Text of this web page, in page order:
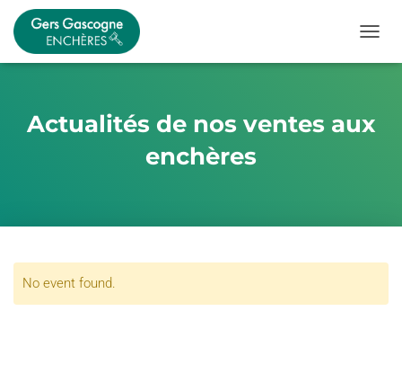
Actualités de nos ventes aux
enchères
No event found.